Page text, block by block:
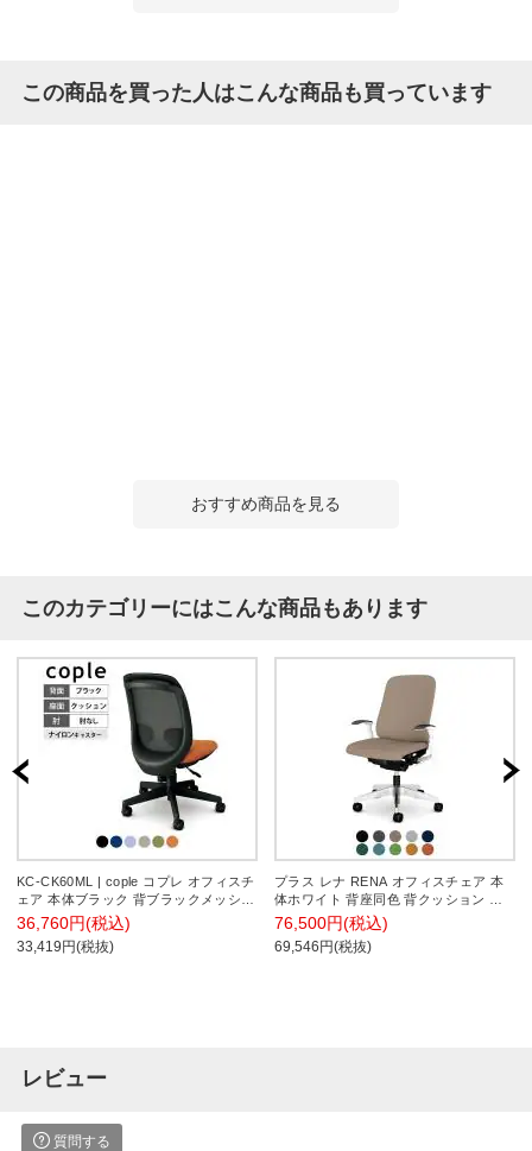
この商品を買った人はこんな商品も買っています
おすすめ商品を見る
このカテゴリーにはこんな商品もあります
KC-CK60ML | cople コプレ オフィスチ
ェア 本体ブラック 背ブラックメッシュ
樹脂脚 肘なし ナイロンキャスター 幅
610×奥行603×高さ849mm プラス
(PLUS)
36,760円(税込)
33,419円(税抜)
プラス レナ RENA オフィスチェア 本
体ホワイト 背座同色 背クッション ア
ルミ脚 可動肘付き ナイロンキャスター
日本製 KD-RN53SKL
76,500円(税込)
69,546円(税抜)
レビュー
質問する